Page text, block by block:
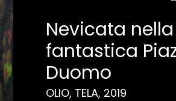
Nevicata nella
fantastica
Duomo
OLIO, TELA, 2019